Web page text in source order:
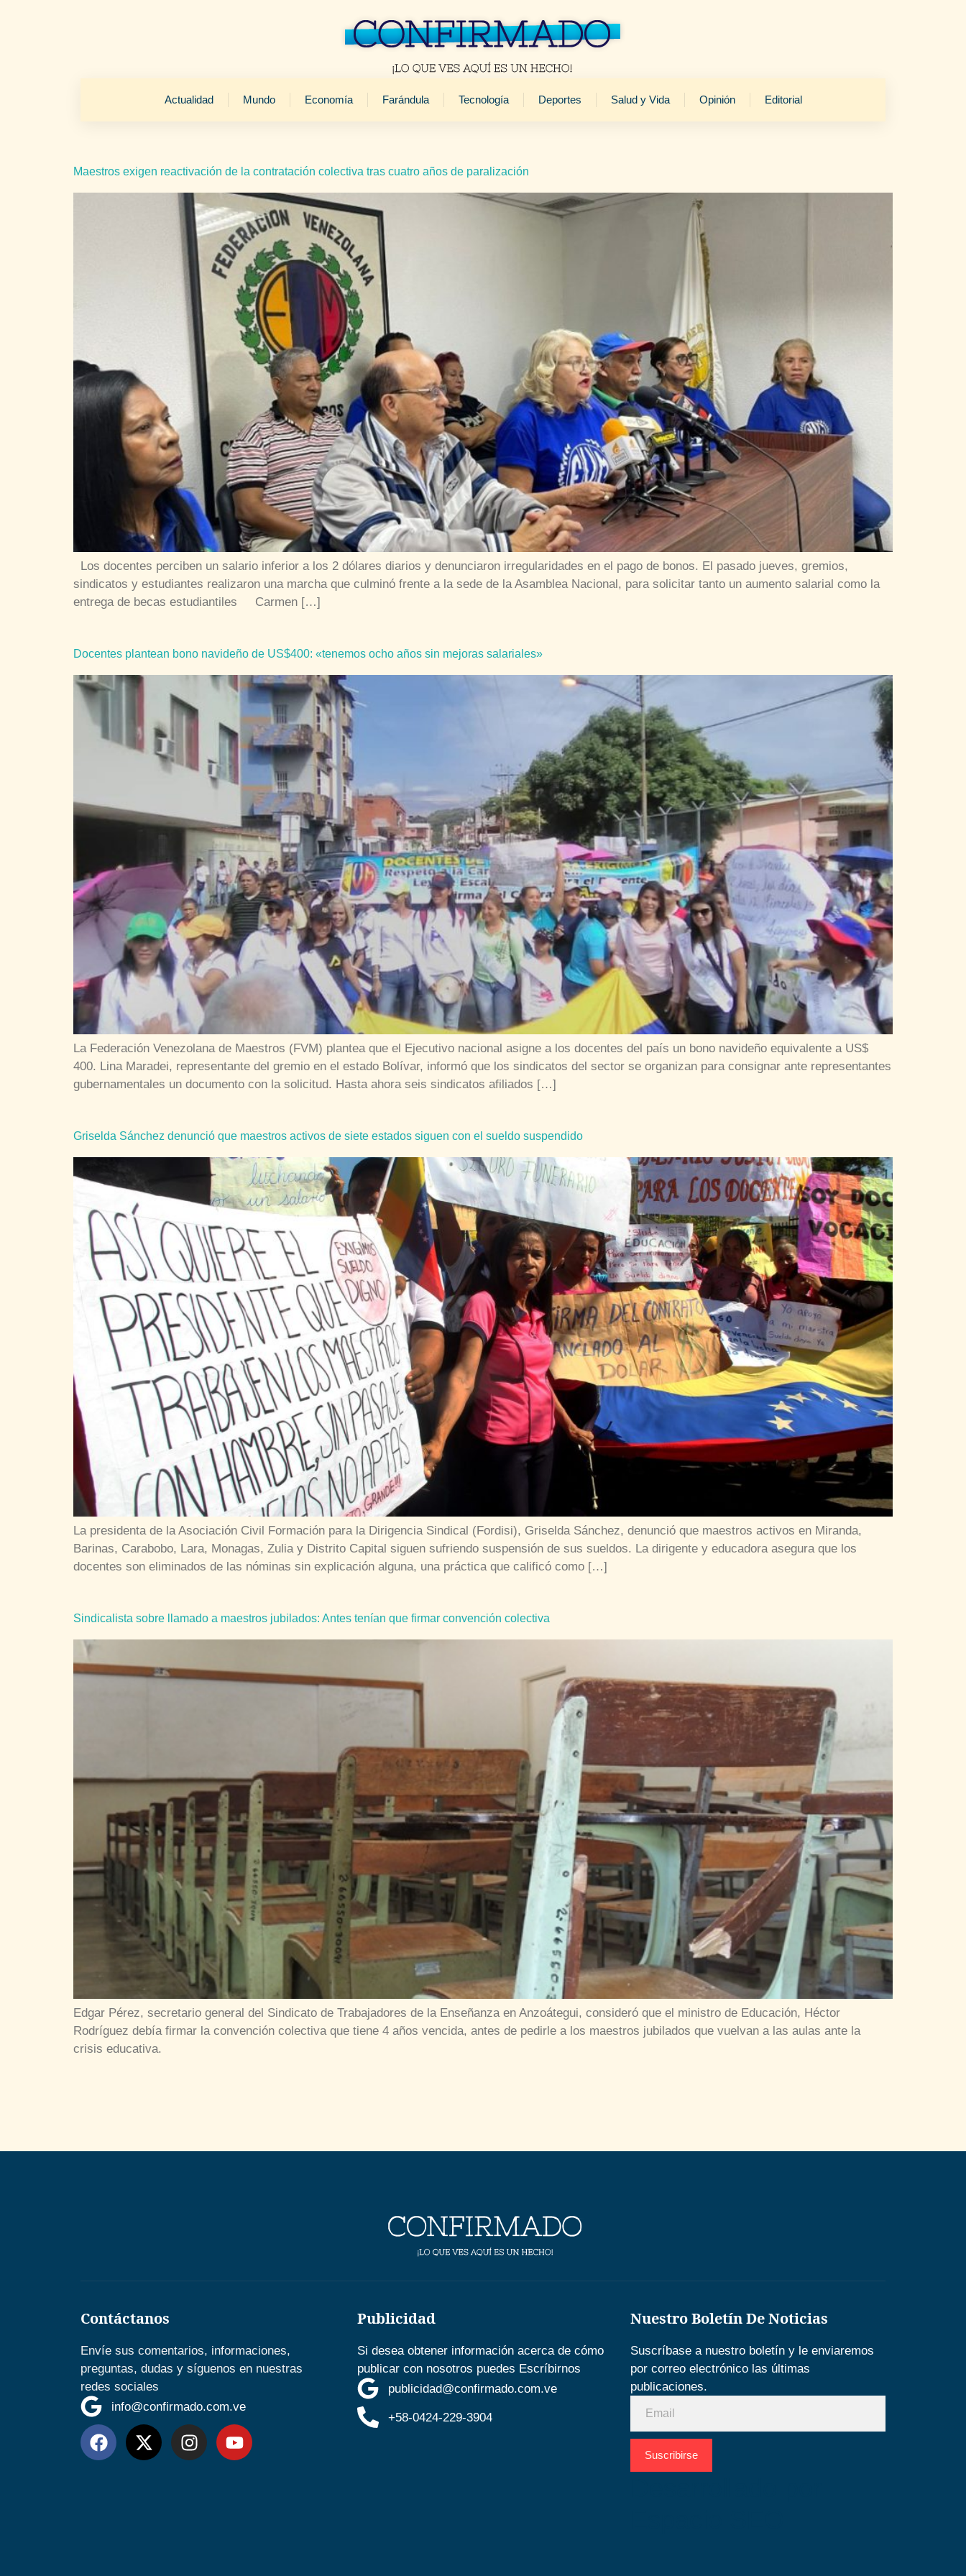
Actualidad Mundo Economía Farándula Tecnología Deportes Salud y Vida Opinión Editorial
Maestros exigen reactivación de la contratación colectiva tras cuatro años de paralización
Los docentes perciben un salario inferior a los 2 dólares diarios y denunciaron irregularidades en el pago de bonos. El pasado jueves, gremios,
sindicatos y estudiantes realizaron una marcha que culminó frente a la sede de la Asamblea Nacional, para solicitar tanto un aumento salarial como la
entrega de becas estudiantiles Carmen […]
Docentes plantean bono navideño de US$400: «tenemos ocho años sin mejoras salariales»
La Federación Venezolana de Maestros (FVM) plantea que el Ejecutivo nacional asigne a los docentes del país un bono navideño equivalente a US$
400. Lina Maradei, representante del gremio en el estado Bolívar, informó que los sindicatos del sector se organizan para consignar ante representantes
gubernamentales un documento con la solicitud. Hasta ahora seis sindicatos afiliados […]
Griselda Sánchez denunció que maestros activos de siete estados siguen con el sueldo suspendido
La presidenta de la Asociación Civil Formación para la Dirigencia Sindical (Fordisi), Griselda Sánchez, denunció que maestros activos en Miranda,
Barinas, Carabobo, Lara, Monagas, Zulia y Distrito Capital siguen sufriendo suspensión de sus sueldos. La dirigente y educadora asegura que los
docentes son eliminados de las nóminas sin explicación alguna, una práctica que calificó como […]
Sindicalista sobre llamado a maestros jubilados: Antes tenían que firmar convención colectiva
Edgar Pérez, secretario general del Sindicato de Trabajadores de la Enseñanza en Anzoátegui, consideró que el ministro de Educación, Héctor
Rodríguez debía firmar la convención colectiva que tiene 4 años vencida, antes de pedirle a los maestros jubilados que vuelvan a las aulas ante la
crisis educativa.
Contáctanos
Envíe sus comentarios, informaciones,
preguntas, dudas y síguenos en nuestras
redes sociales
info@confirmado.com.ve
Publicidad
Si desea obtener información acerca de cómo
publicar con nosotros puedes Escríbirnos
publicidad@confirmado.com.ve
+58-0424-229-3904
Nuestro Boletín De Noticias
Suscríbase a nuestro boletín y le enviaremos
por correo electrónico las últimas
publicaciones.
Suscribirse